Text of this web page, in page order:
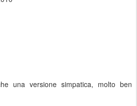
una versione simpatica, molto ben